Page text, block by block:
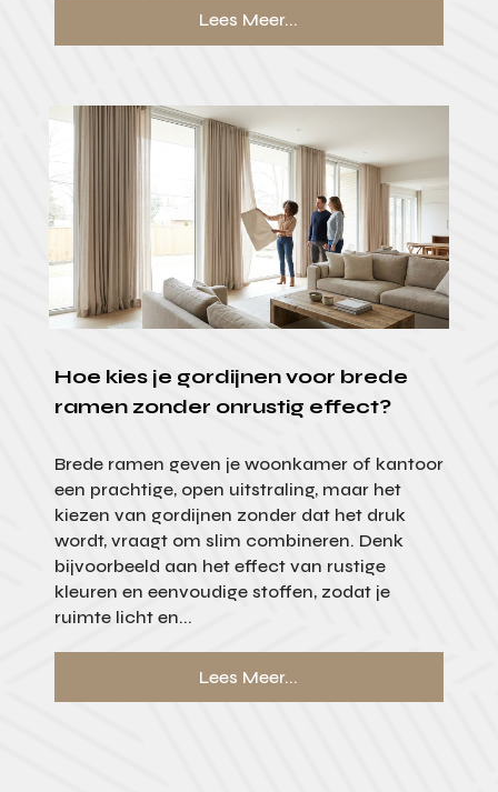
Lees Meer...
Hoe kies je gordijnen voor brede
ramen zonder onrustig effect?
Brede ramen geven je woonkamer of kantoor
een prachtige, open uitstraling, maar het
kiezen van gordijnen zonder dat het druk
wordt, vraagt om slim combineren. Denk
bijvoorbeeld aan het effect van rustige
kleuren en eenvoudige stoffen, zodat je
ruimte licht en...
Lees Meer...